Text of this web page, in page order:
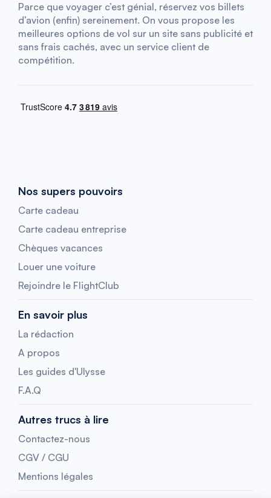
Parce que voyager c’est génial, réservez vos billets
d’avion (enfin) sereinement. On vous propose les
meilleures options de vol sur un site sans publicité et
sans frais cachés, avec un service client de
compétition.
Nos supers pouvoirs
Carte cadeau
Carte cadeau entreprise
Chèques vacances
Louer une voiture
Rejoindre le FlightClub
En savoir plus
La rédaction
A propos
Les guides d'Ulysse
F.A.Q
Autres trucs à lire
Contactez-nous
CGV / CGU
Mentions légales